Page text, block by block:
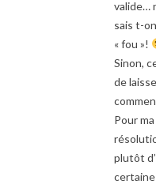
valide…
sais t-
« fou »!
Sinon,
de
Pour
plutôt